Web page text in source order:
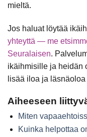
mieltä.
Jos haluat löytää
yhteyttä — me
Seuralaisen.
ikäihmisille ja heidän
lisää iloa ja
Aiheeseen
Miten
Kuinka helpottaa